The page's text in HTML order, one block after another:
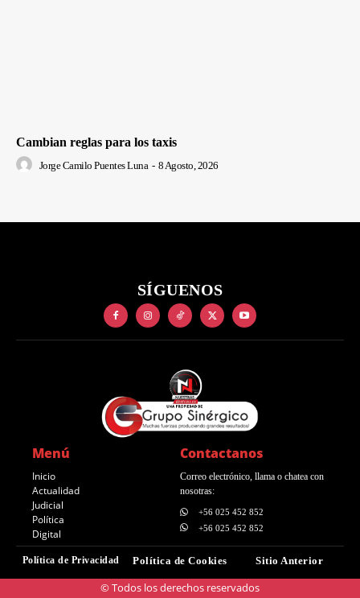
Cambian reglas para los taxis
Jorge Camilo Puentes Luna - 8 Agosto, 2026
SÍGUENOS
Menú
Inicio
Actualidad
Judicial
Política
Digital
Contactanos
Correo electrónico, llama o chatea con
nosotras:
+56 025 452 852
+56 025 452 852
Política de Privacidad Política de Cookies Sitio Anterior
© Todos los derechos reservados